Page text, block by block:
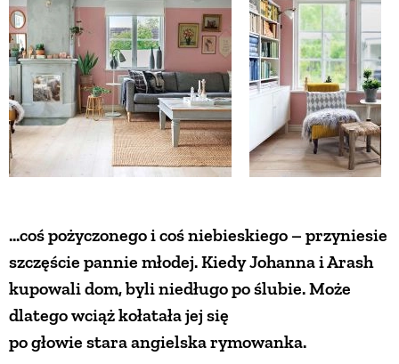
...coś pożyczonego i coś niebieskiego – przyniesie
szczęście pannie młodej. Kiedy Johanna i Arash
kupowali dom, byli niedługo po ślubie. Może
dlatego wciąż kołatała jej się
po głowie stara angielska rymowanka.